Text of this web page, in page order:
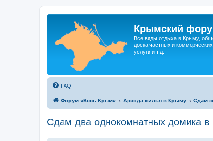
Крымский
Все виды отдыха в Крыму,
доска частных и
услуги и т.д.
FAQ
Форум «Весь Крым» Аренда жилья в Крыму Сдам
Сдам два однокомнатных домика в